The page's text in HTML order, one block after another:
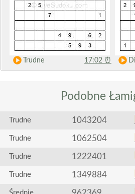
Trudne 17:02 ⏰
Podobne
Trudne 1043204
Trudne 1062504
Trudne 1222401
Trudne 1349884